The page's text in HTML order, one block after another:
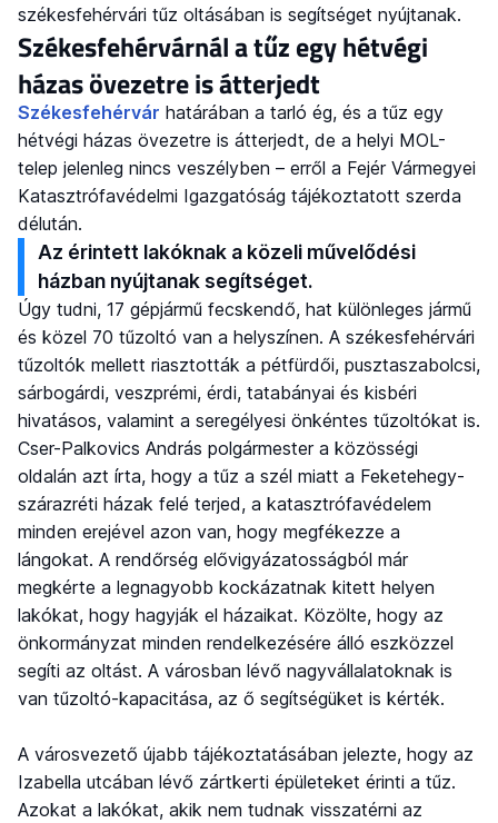
székesfehérvári tűz oltásában is segítséget nyújtanak.
Székesfehérvárnál a tűz egy hétvégi
házas övezetre is átterjedt
Székesfehérvár határában a tarló ég, és a tűz egy
hétvégi házas övezetre is átterjedt, de a helyi MOL-
telep jelenleg nincs veszélyben – erről a Fejér Vármegyei
Katasztrófavédelmi Igazgatóság tájékoztatott szerda
délután.
Az érintett lakóknak a közeli művelődési
házban nyújtanak segítséget.
Úgy tudni, 17 gépjármű fecskendő, hat különleges jármű
és közel 70 tűzoltó van a helyszínen. A székesfehérvári
tűzoltók mellett riasztották a pétfürdői, pusztaszabolcsi,
sárbogárdi, veszprémi, érdi, tatabányai és kisbéri
hivatásos, valamint a seregélyesi önkéntes tűzoltókat is.
Cser-Palkovics András polgármester a közösségi
oldalán azt írta, hogy a tűz a szél miatt a Feketehegy-
szárazréti házak felé terjed, a katasztrófavédelem
minden erejével azon van, hogy megfékezze a
lángokat. A rendőrség elővigyázatosságból már
megkérte a legnagyobb kockázatnak kitett helyen
lakókat, hogy hagyják el házaikat. Közölte, hogy az
önkormányzat minden rendelkezésére álló eszközzel
segíti az oltást. A városban lévő nagyvállalatoknak is
van tűzoltó-kapacitása, az ő segítségüket is kérték.
A városvezető újabb tájékoztatásában jelezte, hogy az
Izabella utcában lévő zártkerti épületeket érinti a tűz.
Azokat a lakókat, akik nem tudnak visszatérni az